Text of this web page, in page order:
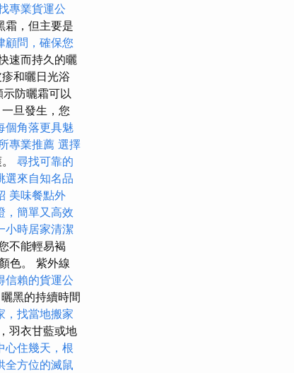
專業貨運公
霜，但主要是
顧問，確保您
速而持久的曬
和曬日光浴
防曬霜可以
旦發生，您
個角落更具魅
專業推薦 選擇
尋找可靠的
選來自知名品
美味餐點外
，簡單又高效
小時居家清潔
不能輕易褐
色。 紫外線
信賴的貨運公
黑的持續時間
，找當地搬家
羽衣甘藍或地
心住幾天，根
全方位的滅鼠